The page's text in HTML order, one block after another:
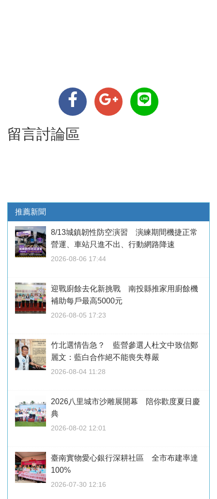
留言討論區
推薦新聞
8/13城鎮韌性防空演習 演練期間機捷正常
營運、車站只進不出、行動網路降速
2026-08-06 17:44
迎戰廚餘去化新挑戰 南投縣推家用廚餘機
補助每戶最高5000元
2026-08-05 17:23
竹北選情告急？ 藍營參選人杜文中致信鄭
麗文：藍白合作絕不能喪失尊嚴
2026-08-04 11:28
2026八里城市沙雕展開幕 陪你歡度夏日慶
典
2026-08-02 12:01
臺南實物愛心銀行深耕社區 全市布建率達
100%
2026-07-30 12:16